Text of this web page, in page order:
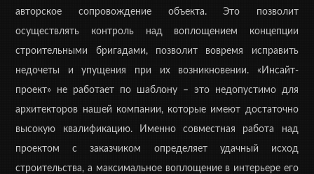
авторское сопровождение объекта. Это позволит
осуществлять контроль над воплощением концепции
строительными бригадами, позволит вовремя исправить
недочеты и упущения при их возникновении. «Инсайт-
проект» не работает по шаблону – это недопустимо для
архитекторов нашей компании, которые имеют достаточно
высокую квалификацию. Именно совместная работа над
проектом с заказчиком определяет удачный исход
строительства, а максимальное воплощение в интерьере его